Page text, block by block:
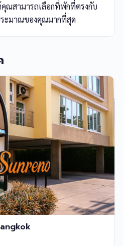
ณสามารถเลือกที่พักที่ตรงกับ
ะมาณของคุณมากที่สุด